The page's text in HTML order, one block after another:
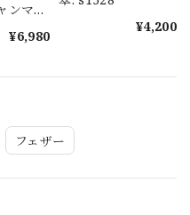
フェザー
ンマー
¥6,980
¥4,200